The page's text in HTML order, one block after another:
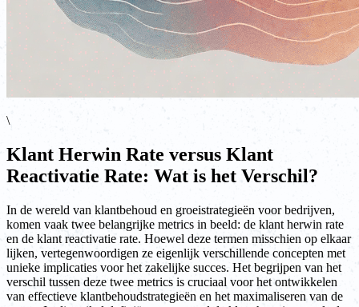
\
Klant Herwin Rate versus Klant
Reactivatie Rate: Wat is het Verschil?
In de wereld van klantbehoud en groeistrategieën voor bedrijven,
komen vaak twee belangrijke metrics in beeld: de klant herwin rate
en de klant reactivatie rate. Hoewel deze termen misschien op elkaar
lijken, vertegenwoordigen ze eigenlijk verschillende concepten met
unieke implicaties voor het zakelijke succes. Het begrijpen van het
verschil tussen deze twee metrics is cruciaal voor het ontwikkelen
van effectieve klantbehoudstrategieën en het maximaliseren van de